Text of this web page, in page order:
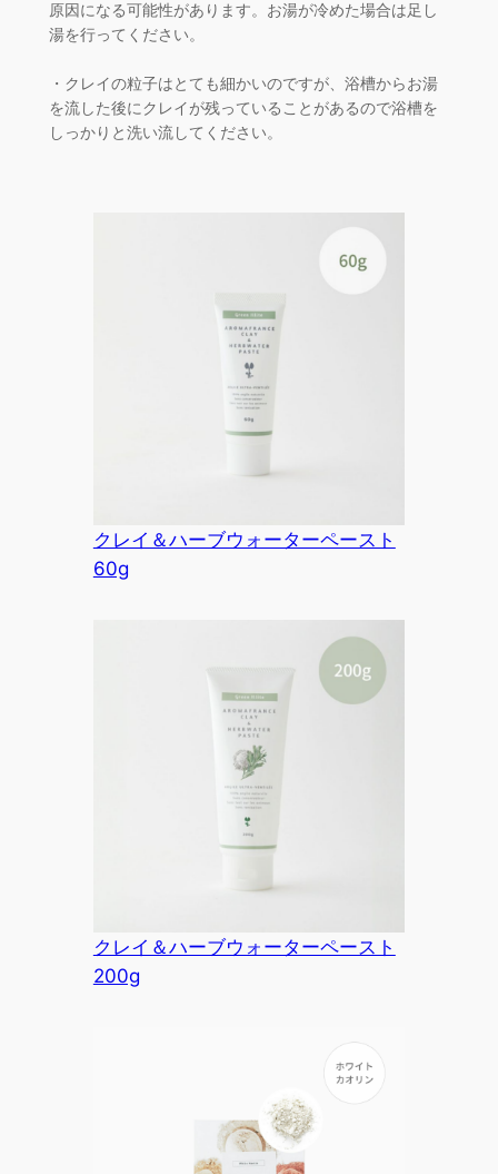
原因になる可能性があります。お湯が冷めた場合は足し
湯を行ってください。
・クレイの粒子はとても細かいのですが、浴槽からお湯
を流した後にクレイが残っていることがあるので浴槽を
しっかりと洗い流してください。
クレイ＆ハーブウォーターペースト
60g
クレイ＆ハーブウォーターペースト
200g